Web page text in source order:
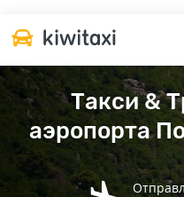
Такси &
аэропорта